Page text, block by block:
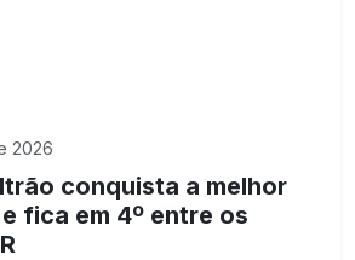
2026
conquista a melhor
fica em 4º entre os